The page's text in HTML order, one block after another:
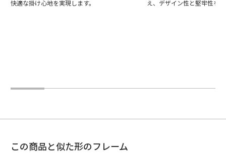
快適な掛け心地を実現します。
え、デザイン性と堅牢性を
この商品と似た形のフレーム